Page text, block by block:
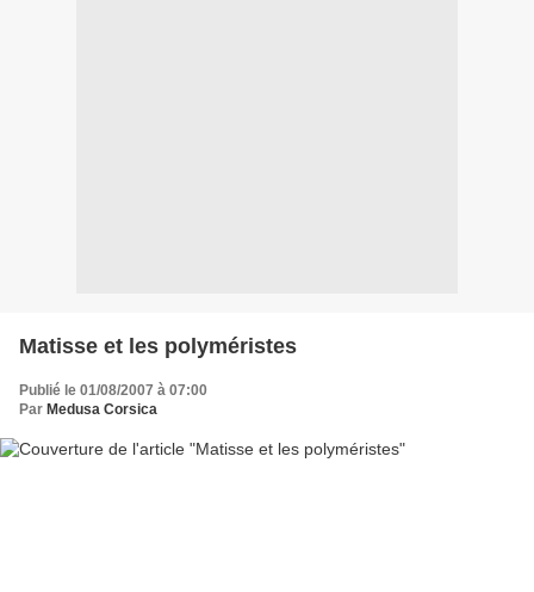
Matisse et les polyméristes
Publié le 01/08/2007 à 07:00
Par Medusa Corsica